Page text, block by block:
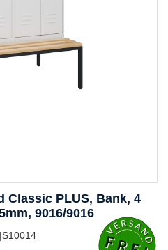
Classic PLUS, Bank, 4
9016/9016